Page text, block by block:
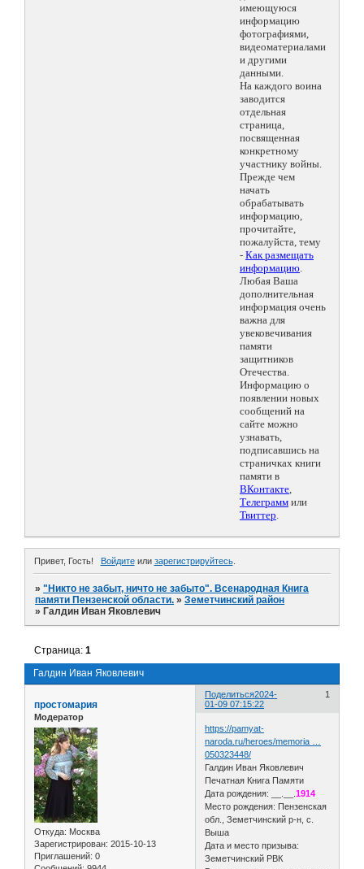
имеющуюся
информацию
фотографиями,
видеоматериалами
и другими
данными.
На каждого воина
заводится
отдельная
страница,
посвященная
конкретному
участнику войны.
Прежде чем
начать
обрабатывать
информацию,
прочитайте,
пожалуйста, тему
- Как размещать
информацию.
Любая Ваша
дополнительная
информация очень
важна для
увековечивания
памяти
защитников
Отечества.
Информацию о
появлении новых
сообщений на
сайте можно
узнавать,
подписавшись на
страничках книги
памяти в
ВКонтакте,
Телеграмм или
Твиттер.
Привет, Гость! Войдитеили зарегистрируйтесь.
»"Никто не забыт, ничто не забыто". Всенародная Книга
памяти Пензенской области. »Земетчинский район
» Галдин Иван Яковлевич
Галдин Иван Яковлевич
Страница:1
Поделиться 1
2024-
01-09 07:15:22
простомария
Модератор
Откуда: Москва
Зарегистрирован: 2015-10-13
Приглашений: 0
https://pamyat-
naroda.ru/heroes/memoria …
050323448/
Галдин Иван Яковлевич
Печатная Книга Памяти
Дата рождения: __.__.1914
Место рождения: Пензенская
обл., Земетчинский р-н, с.
Выша
Дата и место призыва:
Земетчинский РВК